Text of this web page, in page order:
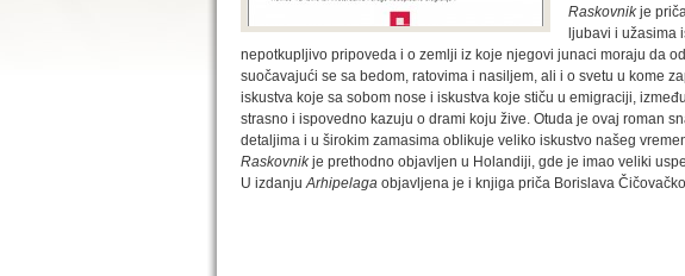
Raskovnikje
ljubavi i užasima
nepotkupljivo pripoveda i o zemlji iz koje njegovi junaci moraju da
suočavajući se sa bedom, ratovima i nasiljem, ali i o svetu u kome
iskustva koje sa sobom nose i iskustva koje stiču u emigraciji,
strasno i ispovedno kazuju o drami koju žive. Otuda je ovaj roman
detaljima i u širokim zamasima oblikuje veliko iskustvo našeg
Raskovnikje prethodno objavljen u Holandiji, gde je imao veliki
U izdanjuArhipelaga objavljena je i knjiga priča Borislava